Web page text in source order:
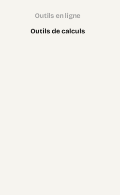
Outils en ligne
Outils de calculs